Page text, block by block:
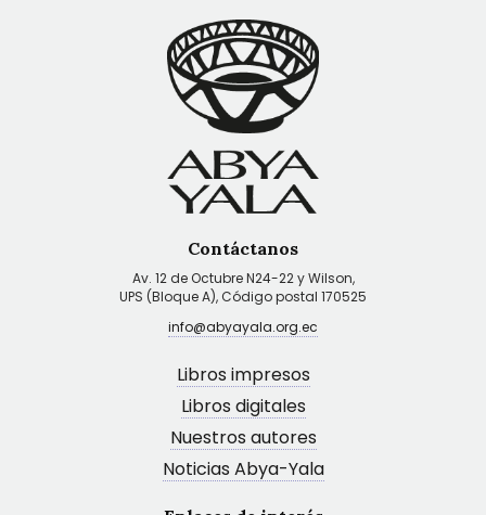
Contáctanos
Av. 12 de Octubre N24-22 y Wilson,
UPS (Bloque A), Código postal 170525
info@abyayala.org.ec
Libros impresos
Libros digitales
Nuestros autores
Noticias Abya-Yala